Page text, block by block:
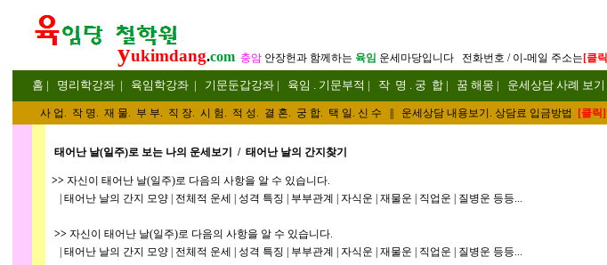
yukimdang.com 충암 안장헌과 함께하는 육임 운세마당입니다 전화번호 / 이-메일 주소는 [클릭
홈 | 명리 학강좌 | 육임학강좌 | 기문둔갑강좌 | 육임 . 기문부적 | 작 명 . 궁 합 | 꿈 해몽 | 운세상담 사례 보기
사 업 . 작 명. 재 물. 부 부. 직 장. 시 험. 적 성. 결 혼. 궁 합. 택 일. 신 수 운세 상담 내용보기. 상담료 입금방법 [클릭]
태어난 날(일주)로 보는 나의 운세보기 / 태어난 날의 간지찾기
>> 자신이 태어난 날(일주)로 다음의 사항을 알 수 있습니다.
| 태어난 날의 간지 모양 | 전체적 운세 | 성격 특징 | 부부관계 | 자식운 | 재물운 | 직업운 | 질병운 등등...
>> 자신이 태어난 날(일주)로 다음의 사항을 알 수 있습니다.
| 태어난 날의 간지 모양 | 전체적 운세 | 성격 특징 | 부부관계 | 자식운 | 재물운 | 직업운 | 질병운 등등...